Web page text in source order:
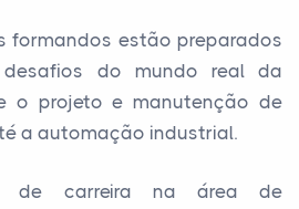
formandos estão preparados
do mundo real da
o projeto e manutenção de
a automação industrial.
de carreira na área de